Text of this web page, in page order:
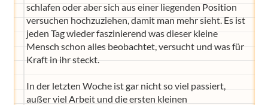
schlafen oder aber sich aus einer liegenden Position
versuchen hochzuziehen, damit man mehr sieht. Es ist
jeden Tag wieder faszinierend was dieser kleine
Mensch schon alles beobachtet, versucht und was für
Kraft in ihr steckt.
In der letzten Woche ist gar nicht so viel passiert,
außer viel Arbeit und die ersten kleinen